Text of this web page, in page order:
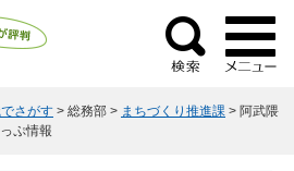
検
索
さがす > 総務部 > まちづくり推進課 > 阿武隈
ぷ情報